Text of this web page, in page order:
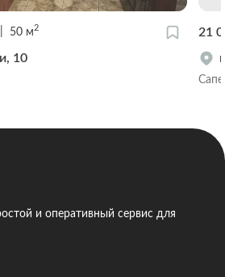
50 м2
10
21
и оперативный сервис для